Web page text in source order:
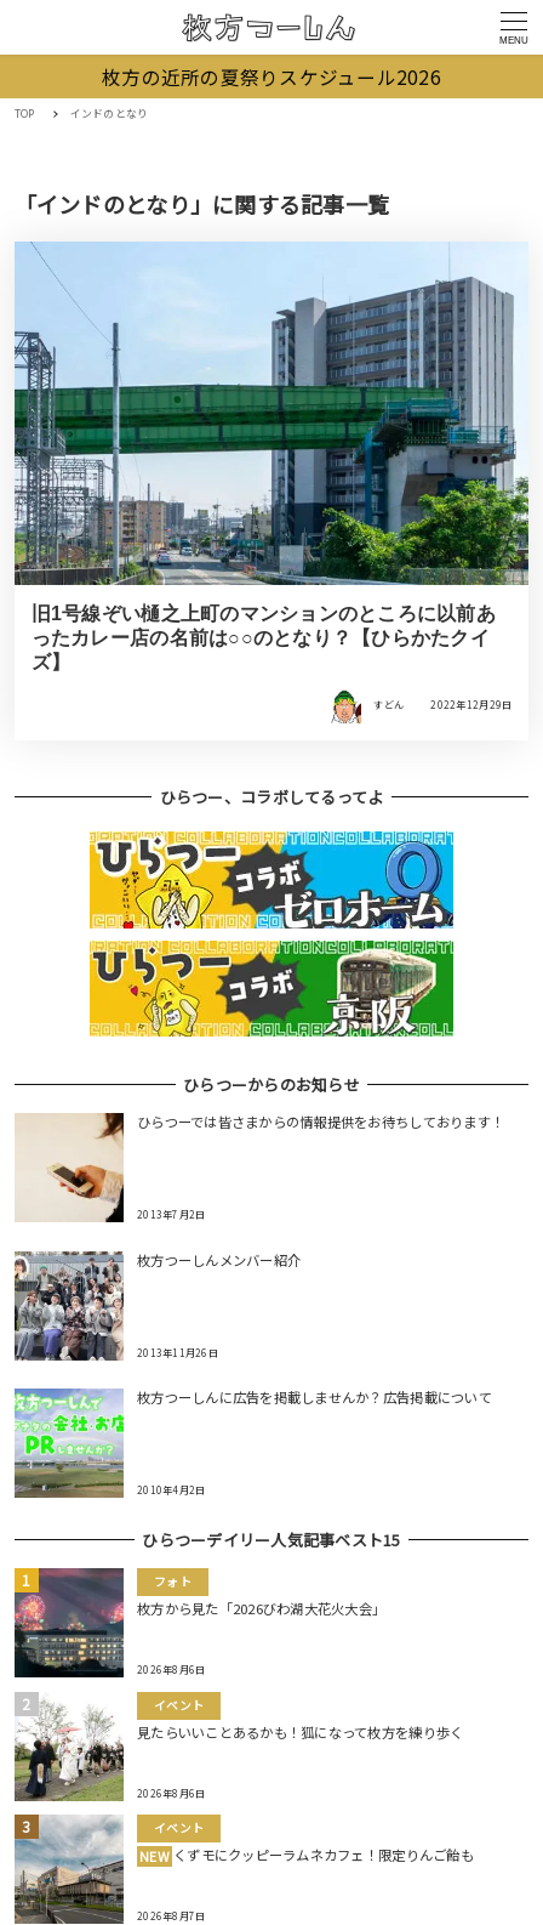
MENU
枚方の近所の夏祭りスケジュール2026
TOP インドのとなり
「インドのとなり」に関する記事一覧
旧1号線ぞい樋之上町のマンションのところに以前あ
ったカレー店の名前は○○のとなり？【ひらかたクイ
ズ】
すどん 2022年12月29日
ひらつー、コラボしてるってよ
ひらつーからのお知らせ
ひらつーでは皆さまからの情報提供をお待ちしております！
2013年7月2日
枚方つーしんメンバー紹介
2013年11月26日
枚方つーしんに広告を掲載しませんか？広告掲載について
2010年4月2日
ひらつーデイリー人気記事ベスト15
フォト
枚方から見た「2026びわ湖大花火大会」
2026年8月6日
イベント
見たらいいことあるかも！狐になって枚方を練り歩く
2026年8月6日
イベント
NEW くずモにクッピーラムネカフェ！限定りんご飴も
2026年8月7日